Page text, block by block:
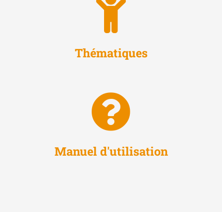
Thématiques
Manuel d'utilisation